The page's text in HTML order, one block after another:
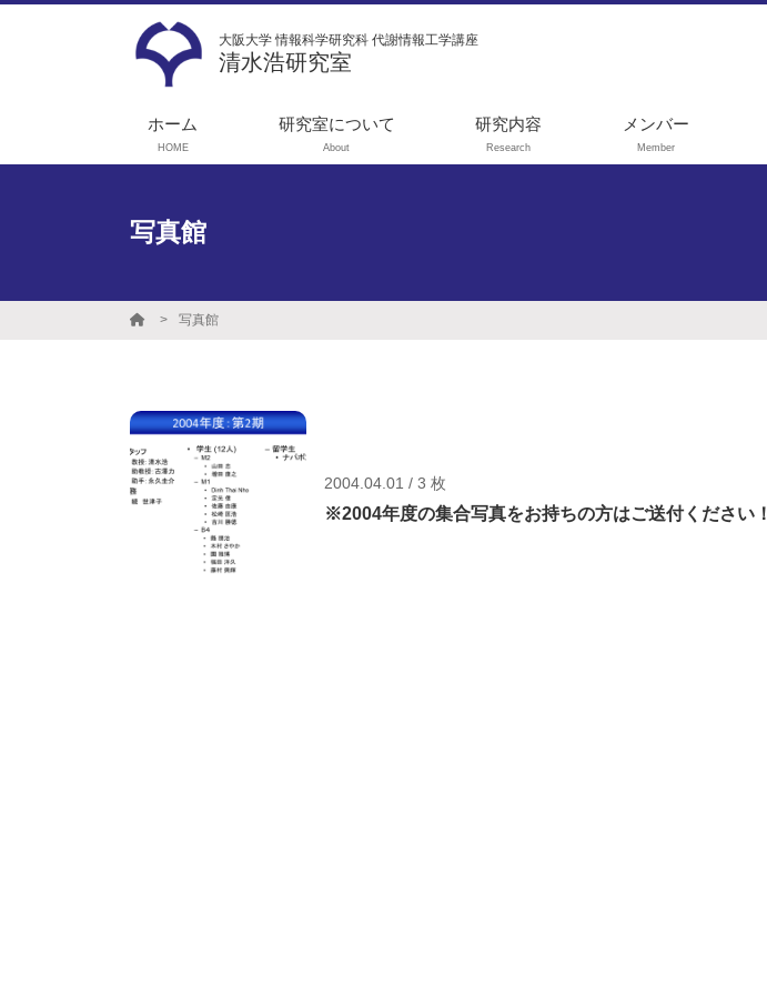
大阪大学 情報科学研究科 代謝情報工学講座
清水浩研究室
ホーム
HOME
研究室について
About
就職実績
研究内容
Research
実験室進化（指向
メンバー
Member
写真館
写真館
2004.04.01 / 3 枚
※2004年度の集合写真をお持ちの方はご送付ください！